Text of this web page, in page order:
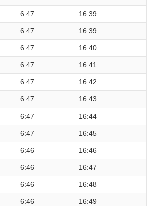
6:47 16:39
6:47 16:39
6:47 16:40
6:47 16:41
6:47 16:42
6:47 16:43
6:47 16:44
6:47 16:45
6:46 16:46
6:46 16:47
6:46 16:48
6:46 16:49